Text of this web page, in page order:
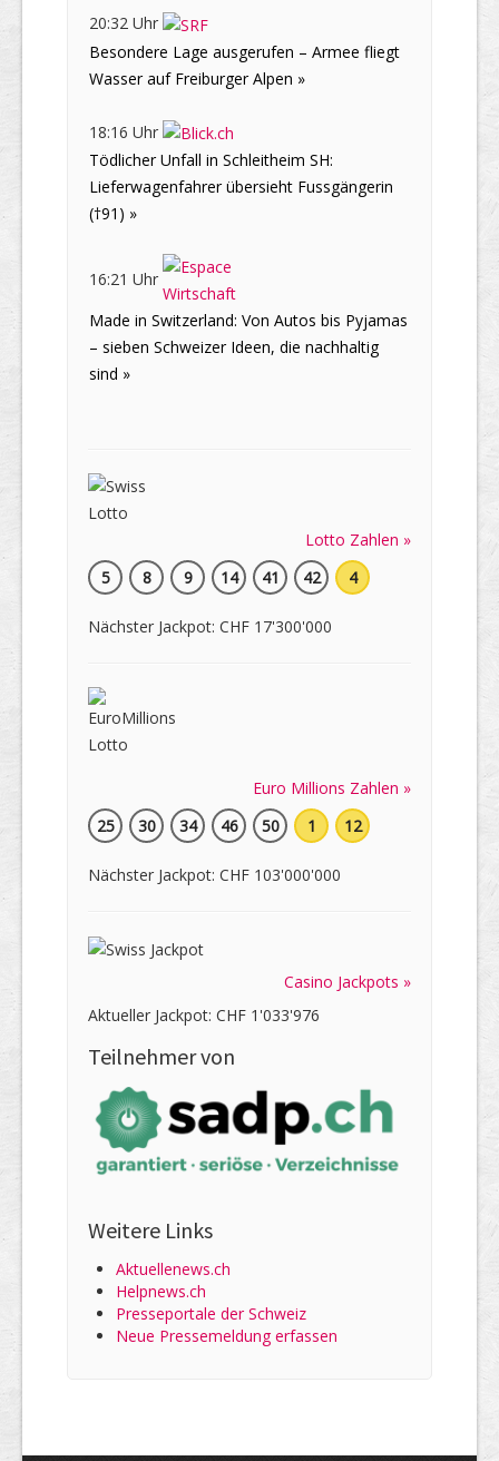
20:32 Uhr
Besondere Lage ausgerufen – Armee fliegt
Wasser auf Freiburger Alpen »
18:16 Uhr
Tödlicher Unfall in Schleitheim SH:
Lieferwagenfahrer übersieht Fussgängerin
(†91) »
16:21 Uhr
Made in Switzerland: Von Autos bis Pyjamas
– sieben Schweizer Ideen, die nachhaltig
sind »
Lotto Zahlen »
5
8 9 14 41 42 4
Nächster Jackpot: CHF 17'300'000
Euro Millions Zahlen »
25
30 34 46 50 1 12
Nächster Jackpot: CHF 103'000'000
Casino Jackpots »
Aktueller Jackpot: CHF 1'033'976
Teilnehmer von
Weitere Links
Aktuellenews.ch
Helpnews.ch
Presseportale der Schweiz
Neue Pressemeldung erfassen